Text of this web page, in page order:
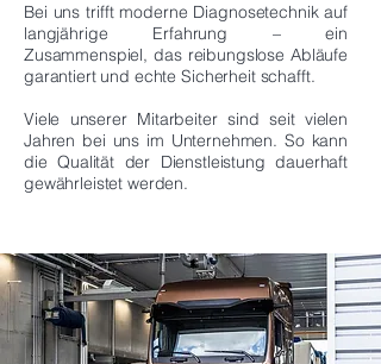
Bei uns trifft moderne Diagnosetechnik auf
langjährige Erfahrung – ein
Zusammenspiel, das reibungslose Abläufe
garantiert und echte Sicherheit schafft.
Viele unserer Mitarbeiter sind seit vielen
Jahren bei uns im Unternehmen. So kann
die Qualität der Dienstleistung dauerhaft
gewährleistet werden.